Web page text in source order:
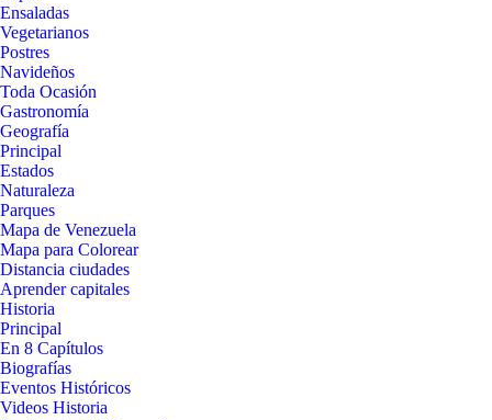
Ensaladas
Vegetarianos
Postres
Navideños
Toda Ocasión
Gastronomía
Geografía
Principal
Estados
Naturaleza
Parques
Mapa de Venezuela
Mapa para Colorear
Distancia ciudades
Aprender capitales
Historia
Principal
En 8 Capítulos
Biografías
Eventos Históricos
Videos Historia